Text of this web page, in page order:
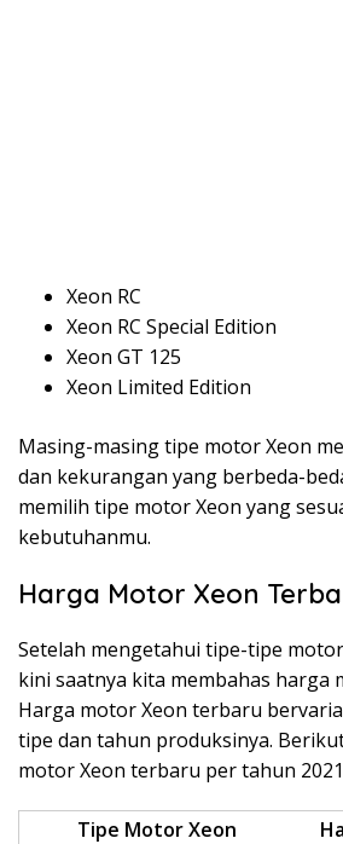
Xeon RC
Xeon RC Special Edition
Xeon GT 125
Xeon Limited Edition
Masing-masing tipe motor Xeon
dan kekurangan yang berbeda-
memilih tipe motor Xeon yang
kebutuhanmu.
Harga Motor Xeon
Setelah mengetahui tipe-tipe
kini saatnya kita membahas harga
Harga motor Xeon terbaru
tipe dan tahun produksinya.
motor Xeon terbaru per tahun
Tipe Motor Xeon